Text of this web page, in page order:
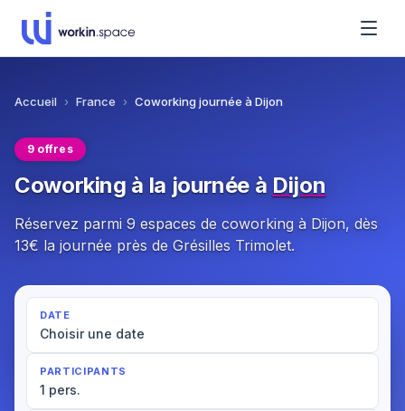
Accueil › France › Coworking journée à Dijon
9 offres
Coworking à la journée à Dijon
Réservez parmi 9 espaces de coworking à Dijon, dès
13€ la journée près de Grésilles Trimolet.
DATE
Choisir une date
PARTICIPANTS
1 pers.